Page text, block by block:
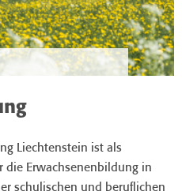
Liechtenstein ist als
die Erwachsenenbildung in
schulischen und beruflichen